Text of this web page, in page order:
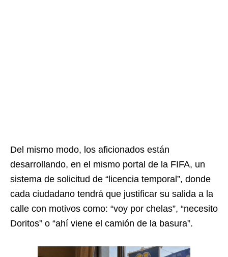
Del mismo modo, los aficionados están
desarrollando, en el mismo portal de la FIFA, un
sistema de solicitud de “licencia temporal”, donde
cada ciudadano tendrá que justificar su salida a la
calle con motivos como: “voy por chelas”, “necesito
Doritos” o “ahí viene el camión de la basura”.